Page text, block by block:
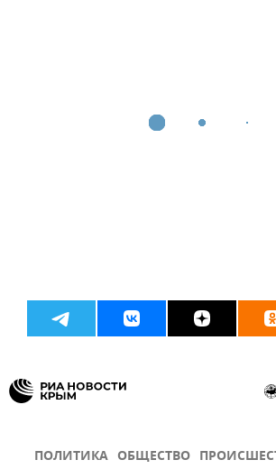
ПОЛИТИКА ОБЩЕСТВО